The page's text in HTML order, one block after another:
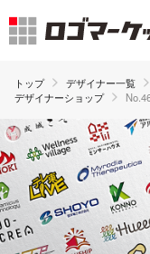
トップ デザイナー一覧
デザイナーショップ